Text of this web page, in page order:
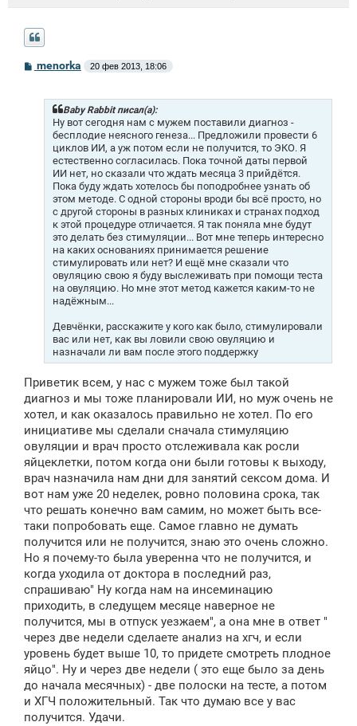
Сmenorka 20 фев 2013, 18:06
Baby Rabbit писал(а):
Ну вот сегодня нам с мужем поставили диагноз -
бесплодие неясного генеза... Предложили провести 6
циклов ИИ, а уж потом если не получится, то ЭКО. Я
естественно согласилась. Пока точной даты первой
ИИ нет, но сказали что ждать месяца 3 прийдётся.
Пока буду ждать хотелось бы поподробнее узнать об
этом методе. С одной стороны вроди бы всё просто, но
с другой стороны в разных клиниках и странах подход
к этой процедуре отличается. Я так поняла мне будут
это делать без стимуляции... Вот мне теперь интересно
на каких основаниях принимается решение
стимулировать или нет? И ещё мне сказали что
овуляцию свою я буду выслеживать при помощи теста
на овуляцию. Но мне этот метод кажется каким-то не
надёжным...
Девчёнки, расскажите у кого как было, стимулировали
вас или нет, как вы ловили свою овуляцию и
назначали ли вам после этого поддержку
Приветик всем, у нас с мужем тоже был такой
диагноз и мы тоже планировали ИИ, но муж очень не
хотел, и как оказалось правильно не хотел. По его
инициативе мы сделали сначала стимуляцию
овуляции и врач просто отслеживала как росли
яйцеклетки, потом когда они были готовы к выходу,
врач назначила нам дни для занятий сексом дома. И
вот нам уже 20 неделек, ровно половина срока, так
что решать конечно вам самим, но может быть все-
таки попробовать еще. Самое главно не думать
получится или не получится, знаю это очень сложно.
Но я почему-то была уверенна что не получится, и
когда уходила от доктора в последний раз,
спрашиваю" Ну когда нам на инсеминацию
приходить, в следущем месяце наверное не
получится, мы в отпуск уезжаем", а она мне в ответ "
через две недели сделаете анализ на хгч, и если
уровень будет выше 10, то придете смотреть плодное
яйцо". Ну и через две недели ( это еще было за день
до начала месячных) - две полоски на тесте, а потом
и ХГЧ положительный. Так что думаю все у вас
получится. Удачи.